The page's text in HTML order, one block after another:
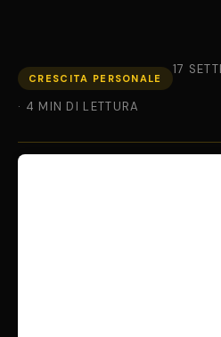
CRESCITA PERSONALE
17
· 4 MIN DI LETTURA